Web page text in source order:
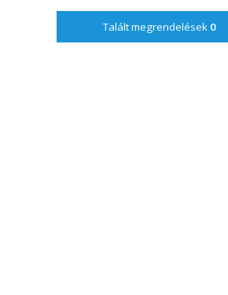
Talált megrendelések 0